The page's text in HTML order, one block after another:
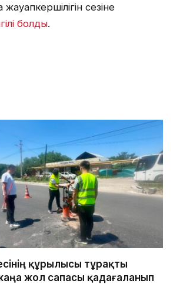
сезіне
болды.
құрылысы тұрақты
жол сапасы қадағаланып